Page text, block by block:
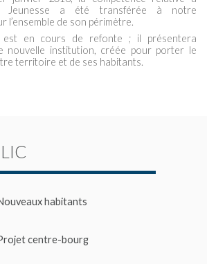
Jeunesse a été transférée à notre
l’ensemble de son périmètre.
en cours de refonte ; il présentera
nouvelle institution, créée pour porter le
territoire et de ses habitants.
habitants
centre-bourg